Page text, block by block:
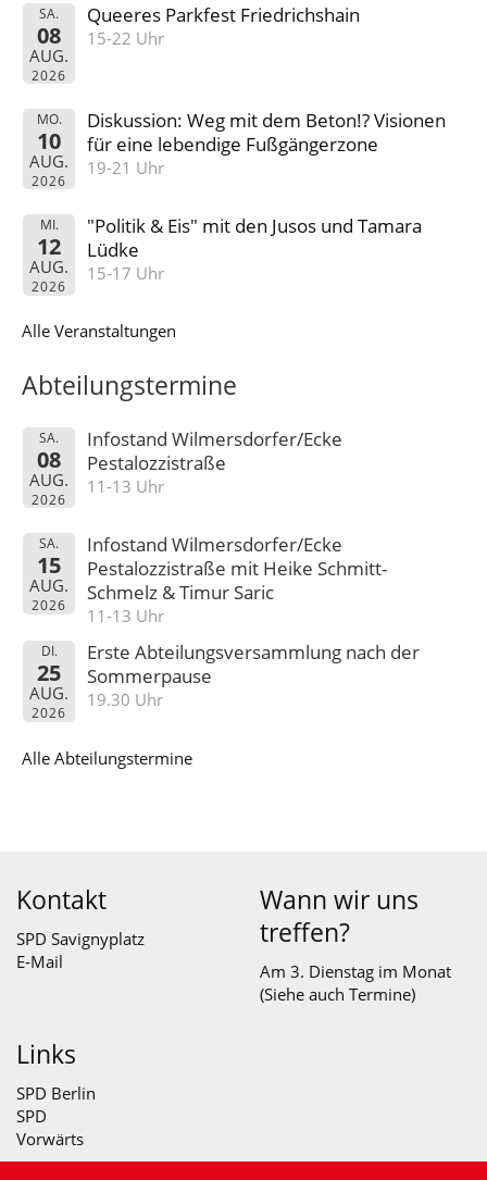
SA.
08
AUG.
2026
Queeres Parkfest Friedrichshain
15-22 Uhr
MO.
10
AUG.
2026
Diskussion: Weg mit dem Beton!? Visionen
für eine lebendige Fußgängerzone
19-21 Uhr
MI.
12
AUG.
2026
"Politik & Eis" mit den Jusos und Tamara
Lüdke
15-17 Uhr
Alle Veranstaltungen
Abteilungstermine
SA.
08
AUG.
2026
Infostand Wilmersdorfer/Ecke
Pestalozzistraße
11-13 Uhr
SA.
15
AUG.
2026
Infostand Wilmersdorfer/Ecke
Pestalozzistraße mit Heike Schmitt-
Schmelz & Timur Saric
11-13 Uhr
DI.
25
AUG.
2026
Erste Abteilungsversammlung nach der
Sommerpause
19.30 Uhr
Alle Abteilungstermine
Kontakt
SPD Savignyplatz
E-Mail
Wann wir uns
treffen?
Am 3. Dienstag im Monat
(Siehe auch Termine)
Links
SPD Berlin
SPD
Vorwärts